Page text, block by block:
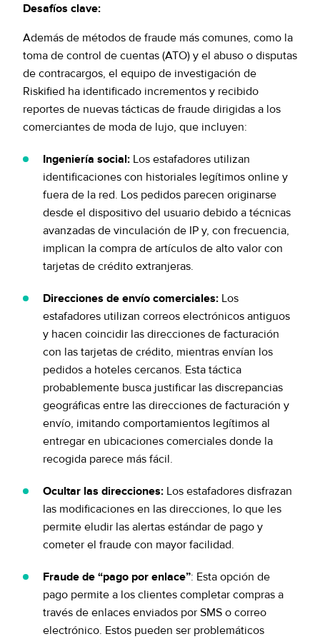
Desafíos clave:
Además de métodos de fraude más comunes, como la
toma de control de cuentas (ATO) y el abuso o disputas
de contracargos, el equipo de investigación de
Riskified ha identificado incrementos y recibido
reportes de nuevas tácticas de fraude dirigidas a los
comerciantes de moda de lujo, que incluyen:
Ingeniería social: Los estafadores utilizan
identificaciones con historiales legítimos online y
fuera de la red. Los pedidos parecen originarse
desde el dispositivo del usuario debido a técnicas
avanzadas de vinculación de IP y, con frecuencia,
implican la compra de artículos de alto valor con
tarjetas de crédito extranjeras.
Direcciones de envío comerciales: Los
estafadores utilizan correos electrónicos antiguos
y hacen coincidir las direcciones de facturación
con las tarjetas de crédito, mientras envían los
pedidos a hoteles cercanos. Esta táctica
probablemente busca justificar las discrepancias
geográficas entre las direcciones de facturación y
envío, imitando comportamientos legítimos al
entregar en ubicaciones comerciales donde la
recogida parece más fácil.
Ocultar las direcciones: Los estafadores disfrazan
las modificaciones en las direcciones, lo que les
permite eludir las alertas estándar de pago y
cometer el fraude con mayor facilidad.
Fraude de “pago por enlace”: Esta opción de
pago permite a los clientes completar compras a
través de enlaces enviados por SMS o correo
electrónico. Estos pueden ser problemáticos